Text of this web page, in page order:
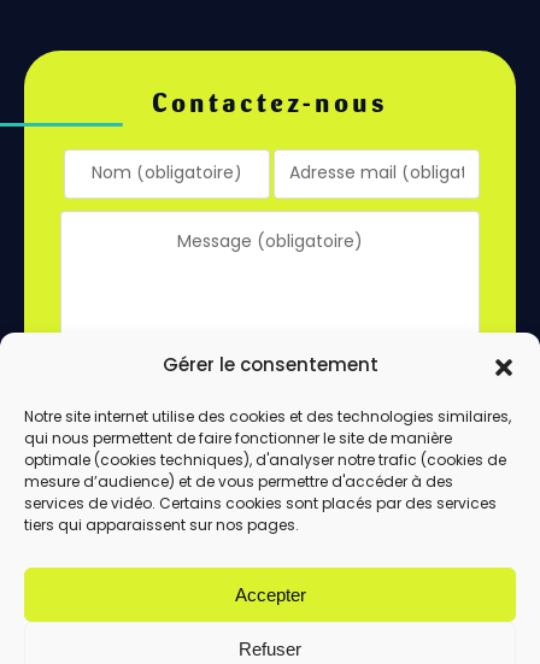
Gérer le consentement
Notre site internet utilise des cookies et des technologies similaires,
qui nous permettent de faire fonctionner le site de manière
optimale (cookies techniques), d'analyser notre trafic (cookies de
mesure d’audience) et de vous permettre d'accéder à des
services de vidéo. Certains cookies sont placés par des services
tiers qui apparaissent sur nos pages.
Accepter
Refuser
Contactez-nous
En utilisant ce formulaire, vous acceptez le
stockage et le traitement de vos données
par ce site.